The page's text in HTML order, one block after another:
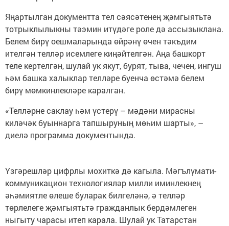
Яңартылган документта тел сәясәтенең җәмгыятьтә
тотрыклылыкны тәэмин итүдәге роле дә ассызыклана.
Белем бирү оешмаларында өйрәнү өчен тәкъдим
ителгән телләр исемлеге киңәйтелгән. Аңа башкорт
теле кертелгән, шулай ук якут, бурят, тыва, чечен, ингуш
һәм башка халыклар телләре буенча өстәмә белем
бирү мөмкинлекләре каралган.
«Телләрне саклау һәм үстерү – мәдәни мирасны
киләчәк буыннарга тапшыруның мөһим шарты», –
диелә программа документында.
Үзгәрешләр цифрлы мохиткә дә кагыла. Мәгълүмати-
коммуникацион технологияләр милли иминлекнең
әһәмиятле өлеше буларак билгеләнә, ә телләр
төрлелеге җәмгыятьтә гражданлык бердәмлеген
ныгыту чарасы итеп карала. Шулай ук Татарстан